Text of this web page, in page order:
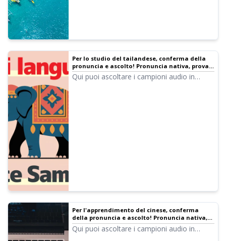
Per lo studio del tailandese, conferma della
pronuncia e ascolto! Pronuncia nativa, prova
l'ascolto di 4 tipi di voci femminili e maschili
Qui puoi ascoltare i campioni audio in
Per l'apprendimento del cinese, conferma
della pronuncia e ascolto! Pronuncia nativa,
ascolto di 41 voci tra cui donne, uomini e
bambine
Qui puoi ascoltare i campioni audio in